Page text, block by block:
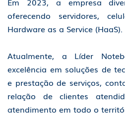
oferecendo servidores,
Hardware as a Service (HaaS).
Atualmente, a Líder
excelência em soluções de
e prestação de serviços,
relação de clientes
atendimento em todo o